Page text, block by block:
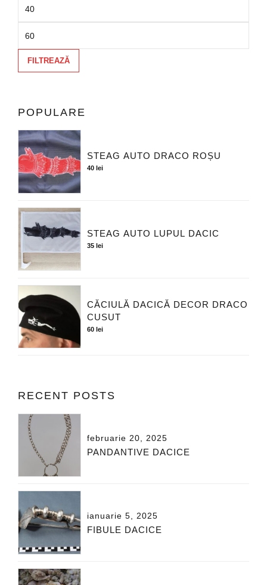
FILTREAZĂ
POPULARE
STEAG AUTO DRACO ROȘU
40lei
STEAG AUTO LUPUL DACIC
35lei
CĂCIULĂ DACICĂ DECOR DRACO
CUSUT
60lei
RECENT POSTS
februarie 20, 2025
PANDANTIVE DACICE
ianuarie 5, 2025
FIBULE DACICE